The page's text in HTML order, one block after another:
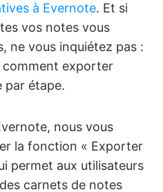
à Evernote. Et si
vos notes vous
ne vous inquiétez pas :
exporter
par étape.
nous vous
la fonction « Exporter
permet aux utilisateurs
carnets de notes